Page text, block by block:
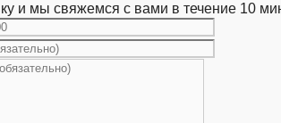
и мы свяжемся с вами в течение 10
партиями